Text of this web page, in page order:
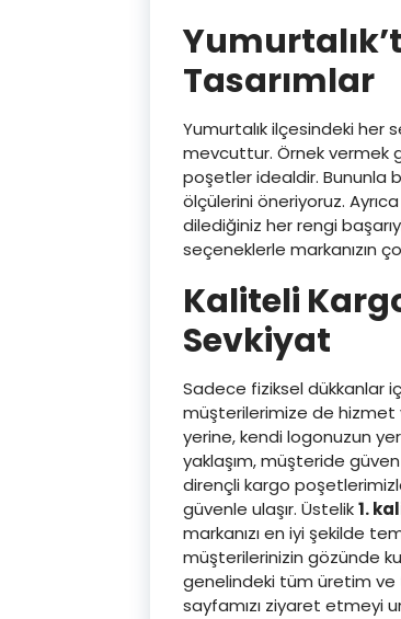
Tasarımlar
Yumurtalık ilçesindeki her
mevcuttur. Örnek vermek
poşetler idealdir. Bununla
ölçülerini öneriyoruz.
dilediğiniz her rengi
seçeneklerle markanızın
Kaliteli
Sevkiyat
Sadece fiziksel dükkanlar
müşterilerimize de hizmet
yerine, kendi logonuzun
yaklaşım, müşteride
dirençli kargo
güvenle ulaşır. Üstelik1.
markanızı en iyi şekilde
müşterilerinizin gözünde
genelindeki tüm üretim ve
sayfamızı ziyaret etmeyi